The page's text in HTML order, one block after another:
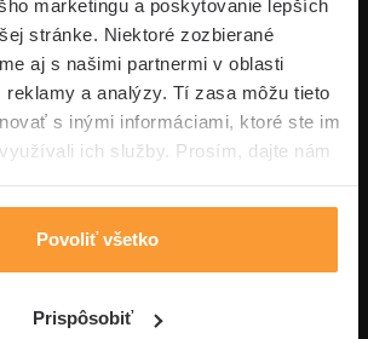
marketingu a poskytovanie lepších
stránke. Niektoré zozbierané
aj s našimi partnermi v oblasti
a analýzy. Tí zasa môžu tieto
s inými informáciami, ktoré ste im
ich služby. Prosím, dajte nám
Povoliť všetko
Prispôsobiť
pon-pia: 09:00–17:00 hod
0850 100 101
Napíšte nám